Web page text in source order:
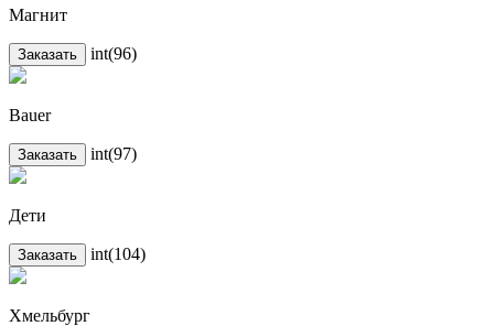
Магнит
Заказать int(96)
Bauer
Заказать int(97)
Дети
Заказать int(104)
Хмельбург